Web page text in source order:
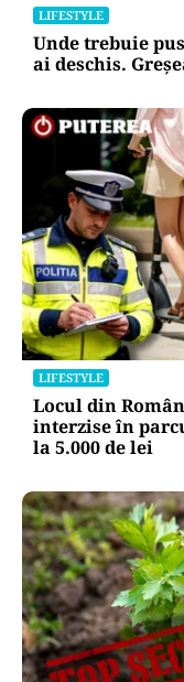
LIFESTYLE
Unde trebuie
ai deschis.
LIFESTYLE
Locul din
interzise în
la 5.000 de lei